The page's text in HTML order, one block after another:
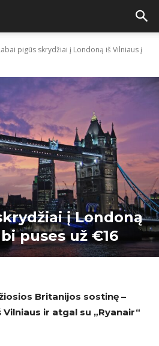
pigūs skrydžiai į Londoną iš Vilniaus į
į Londoną
puses už €16
Britanijos sostinę –
ir atgal su „Ryanair“